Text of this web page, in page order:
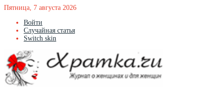
Пятница, 7 августа 2026
Войти
Случайная статья
Switch skin